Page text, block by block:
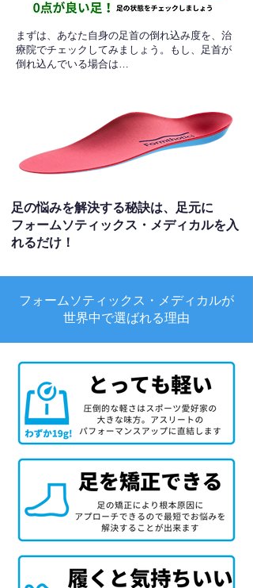
​まずは、あなた自身の足首の倒れ込み度を、治
療院でチェックしてみましょう。もし、足首が
倒れ込んでいる場合は…
足の悩みを解決する秘訣は、足元に
フォームソティックス・メディカルを入
れるだけ！
フォームソティックス・メディカルが
世界中で選ばれる理由